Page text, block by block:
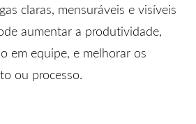
claras, mensuráveis e visíveis
aumentar a produtividade,
em equipe, e melhorar os
ou processo.